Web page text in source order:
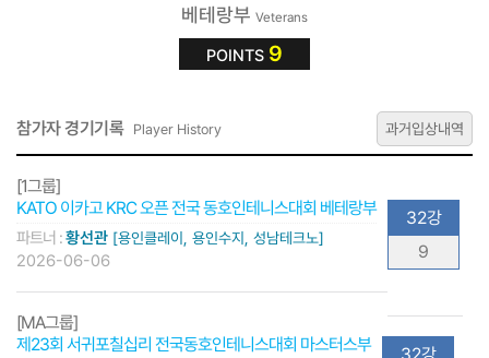
베테랑부 Veterans
POINTS 9
참가자 경기기록 Player History 과거입상내역
[1그룹]
KATO 이카고 KRC 오픈 전국 동호인테니스대회 베테랑부
파트너 :황선관 [용인클레이, 용인수지, 성남테크노]
2026-06-06
32강
9
[MA그룹]
제23회 서귀포칠십리 전국동호인테니스대회 마스터스부